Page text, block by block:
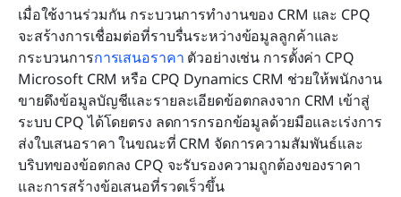
เมื่อใช้งานร่วมกัน กระบวนการทำงานของ CRM และ CPQ
จะสร้างการเชื่อมต่อที่ราบรื่นระหว่างข้อมูลลูกค้าและ
กระบวนการการเสนอราคา ตัวอย่างเช่น การตั้งค่า CPQ
Microsoft CRM หรือ CPQ Dynamics CRM ช่วยให้พนักงาน
ขายดึงข้อมูลบัญชีและรายละเอียดข้อตกลงจาก CRM เข้าสู่
ระบบ CPQ ได้โดยตรง ลดการกรอกข้อมูลด้วยมือและเร่งการ
ส่งใบเสนอราคา ในขณะที่ CRM จัดการความสัมพันธ์และ
บริบทของข้อตกลง CPQ จะรับรองความถูกต้องของราคา
และการสร้างข้อเสนอที่รวดเร็วขึ้น